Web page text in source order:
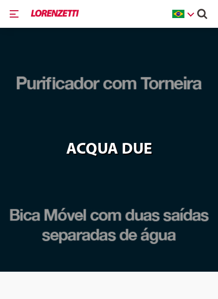
ACQUA DUE